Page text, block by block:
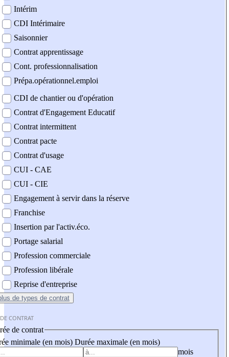
Intérim
CDI Intérimaire
Saisonnier
Contrat apprentissage
Cont. professionnalisation
Prépa.opérationnel.emploi
CDI de chantier ou d'opération
Contrat d'Engagement Educatif
Contrat intermittent
Contrat pacte
Contrat d'usage
CUI - CAE
CUI - CIE
Engagement à servir dans la réserve
Franchise
Insertion par l'activ.éco.
Portage salarial
Profession commerciale
Profession libérale
Reprise d'entreprise
de types de contrat
CONTRAT
de contrat
minimale (en mois) Durée maximale (en mois)
mois